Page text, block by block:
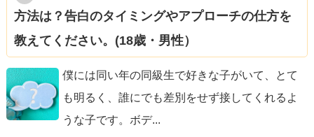
方法は？告白のタイミングやアプローチの仕方を
教えてください。(18歳・男性）
僕には同い年の同級生で好きな子がいて、とて
も明るく、誰にでも差別をせず接してくれるよ
うな子です。ボデ...